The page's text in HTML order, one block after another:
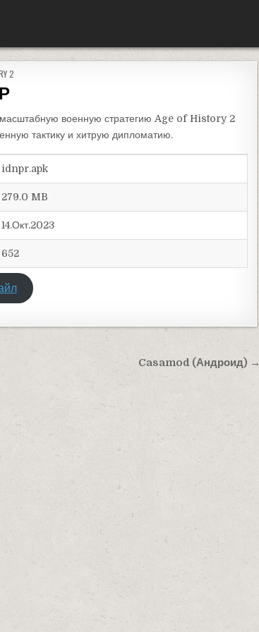
В
2
военную стратегию Age of History 2
тактику и хитрую дипломатию.
idnpr.apk
279.0 MB
14.Окт.2023
652
Casamod (Андроид) →